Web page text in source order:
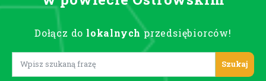
Dołącz do lokalnych przedsiębiorców!
Lorem ipsum